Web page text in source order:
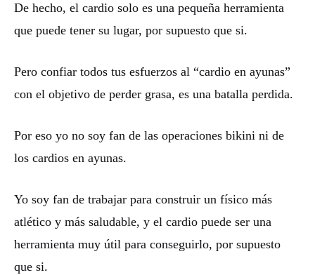
De hecho, el cardio solo es una pequeña herramienta
que puede tener su lugar, por supuesto que si.
Pero confiar todos tus esfuerzos al “cardio en ayunas”
con el objetivo de perder grasa, es una batalla perdida.
Por eso yo no soy fan de las operaciones bikini ni de
los cardios en ayunas.
Yo soy fan de trabajar para construir un físico más
atlético y más saludable, y el cardio puede ser una
herramienta muy útil para conseguirlo, por supuesto
que si.